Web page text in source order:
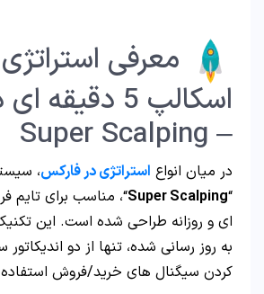
معرفی
اسکالپ 5
– Super Scalping
در میان انواع استراتژی در فارکس،
“
Super Scalping
به روز رسانی شده، تنها از دو اندیکاتور
کردن سیگنال های خرید/فروش